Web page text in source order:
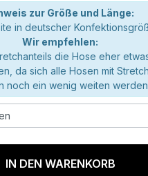
zur Größe und Länge:
in deutscher
Wir empfehlen:
die Hose eher
da sich alle Hosen mit
noch ein wenig weiten
IN DEN WARENKORB